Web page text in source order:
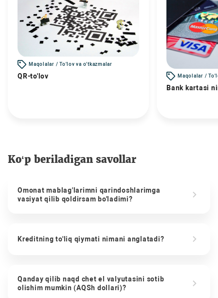
Maqolalar / To'lov va o'tkazmalar
QR-to'lov Maqolalar /
Bank kartasi
Ko‘p beriladigan savollar
Omonat mablag'larimni qarindoshlarimga
vasiyat qilib qoldirsam bo'ladimi?
Kreditning to'liq qiymati nimani anglatadi?
Qanday qilib naqd chet el valyutasini sotib
olishim mumkin (AQSh dollari)?